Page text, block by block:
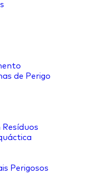
de Perigo
Resíduos
Perigosos